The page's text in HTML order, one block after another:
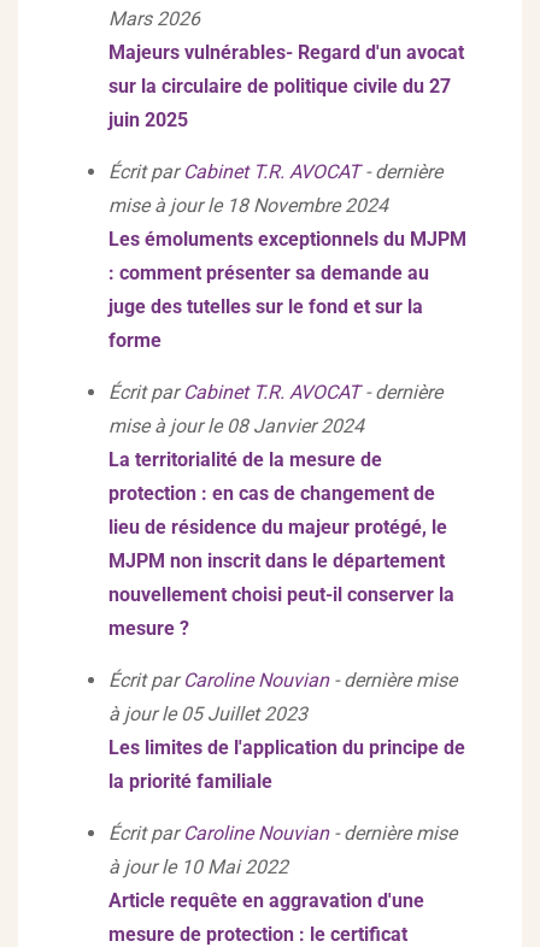
Mars 2026
Majeurs vulnérables- Regard d'un avocat
sur la circulaire de politique civile du 27
juin 2025
Écrit par Cabinet T.R. AVOCAT- dernière
mise à jour le 18 Novembre 2024
Les émoluments exceptionnels du MJPM
: comment présenter sa demande au
juge des tutelles sur le fond et sur la
forme
Écrit par Cabinet T.R. AVOCAT- dernière
mise à jour le 08 Janvier 2024
La territorialité de la mesure de
protection : en cas de changement de
lieu de résidence du majeur protégé, le
MJPM non inscrit dans le département
nouvellement choisi peut-il conserver la
mesure ?
Écrit par Caroline Nouvian- dernière mise
à jour le 05 Juillet 2023
Les limites de l'application du principe de
la priorité familiale
Écrit par Caroline Nouvian- dernière mise
à jour le 10 Mai 2022
Article requête en aggravation d'une
mesure de protection : le certificat